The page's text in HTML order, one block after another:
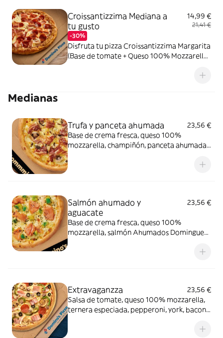
Croissantizzima Mediana a
tu gusto
-30%
14,99 €
21,41 €
Disfruta tu pizza Croissantizzima Margarita
(Base de tomate + Queso 100% Mozzarella)
Medianas
Trufa y panceta ahumada
23,56 €
Base de crema fresca, queso 100%
mozzarella, champiñón, panceta ahumada
Salmón ahumado y
aguacate
23,56 €
Base de crema fresca, queso 100%
mozzarella, salmón Ahumados Dominguez
Extravaganzza
23,56 €
Salsa de tomate, queso 100% mozzarella,
ternera especiada, pepperoni, york, bacon,